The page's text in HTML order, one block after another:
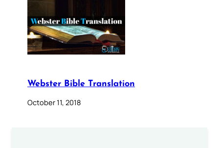
Webster Bible Translation
October 11, 2018